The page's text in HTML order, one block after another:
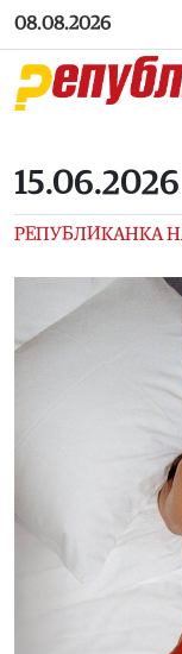
Skip to main content
08.08.2026
15.06.2026
РЕПУБЛИКАНКА